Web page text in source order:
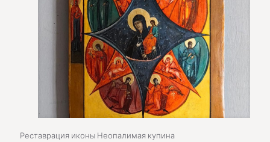
Реставрация иконы Неопалимая купина